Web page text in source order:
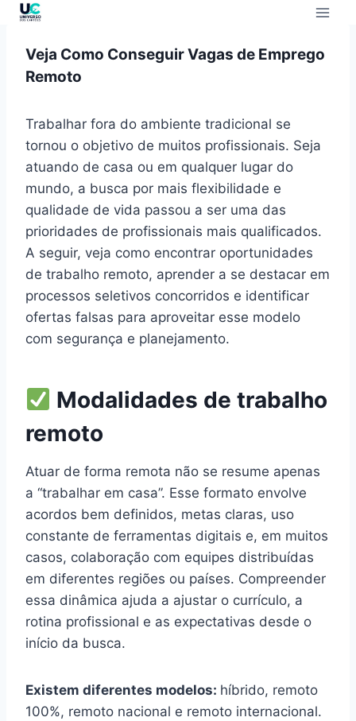
Veja Como Conseguir Vagas de Emprego
Remoto
Trabalhar fora do ambiente tradicional se
tornou o objetivo de muitos profissionais. Seja
atuando de casa ou em qualquer lugar do
mundo, a busca por mais flexibilidade e
qualidade de vida passou a ser uma das
prioridades de profissionais mais qualificados.
A seguir, veja como encontrar oportunidades
de trabalho remoto, aprender a se destacar em
processos seletivos concorridos e identificar
ofertas falsas para aproveitar esse modelo
com segurança e planejamento.
Modalidades de trabalho
remoto
Atuar de forma remota não se resume apenas
a “trabalhar em casa”. Esse formato envolve
acordos bem definidos, metas claras, uso
constante de ferramentas digitais e, em muitos
casos, colaboração com equipes distribuídas
em diferentes regiões ou países. Compreender
essa dinâmica ajuda a ajustar o currículo, a
rotina profissional e as expectativas desde o
início da busca.
Existem diferentes modelos: híbrido, remoto
100%, remoto nacional e remoto internacional.